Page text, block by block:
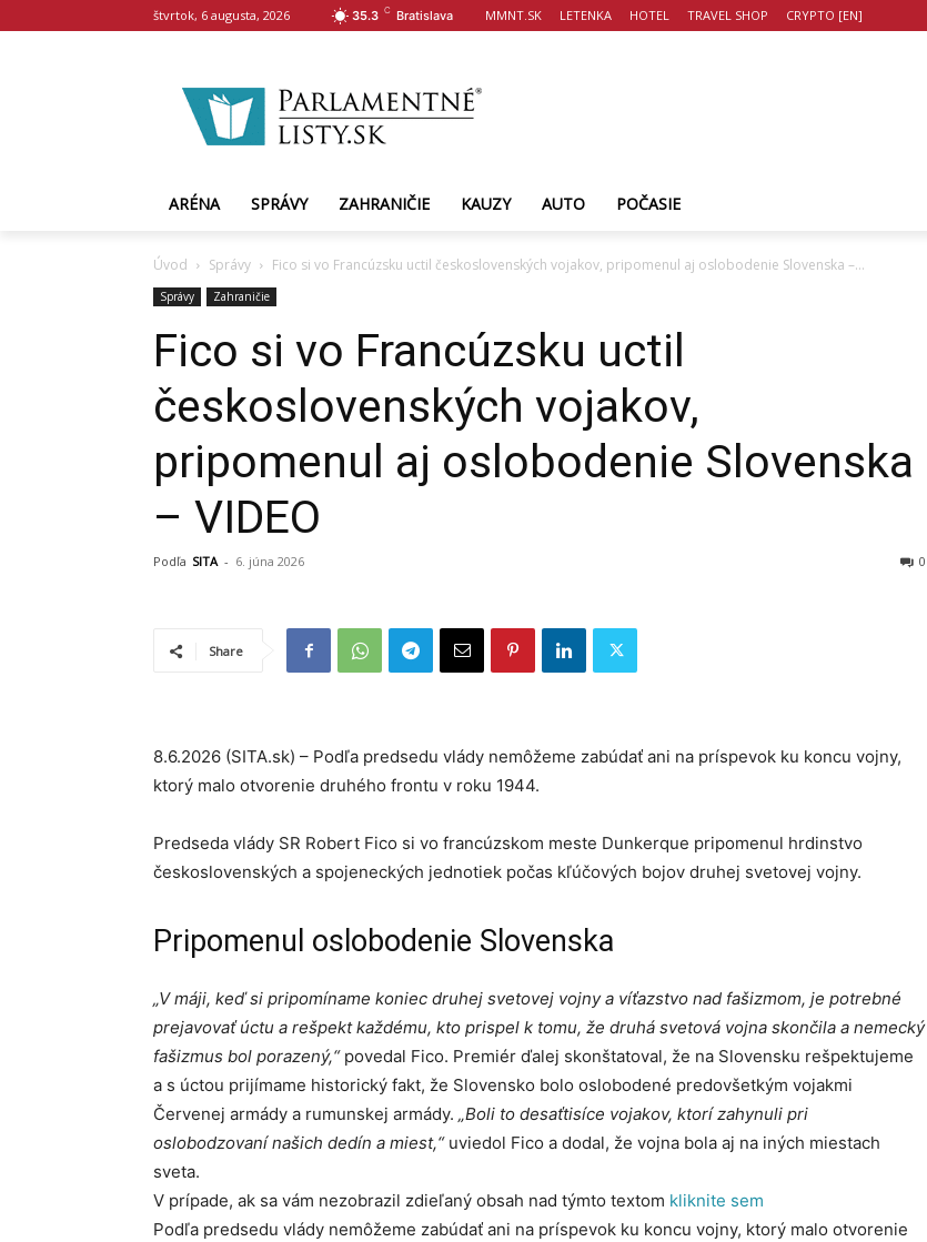
štvrtok, 6 augusta, 2026 35.3 C Bratislava MMNT.SK LETENKA HOTEL TRAVEL SHOP CRYPTO [EN]
ARÉNA SPRÁVY ZAHRANIČIE KAUZY AUTO POČASIE
Úvod Správy Fico si vo Francúzsku uctil československých vojakov, pripomenul aj oslobodenie Slovenska –...
Správy Zahraničie
Fico si vo Francúzsku uctil
československých vojakov,
pripomenul aj oslobodenie Slovenska
– VIDEO
Podľa SITA - 6. júna 2026 0
Share
8.6.2026 (SITA.sk) – Podľa predsedu vlády nemôžeme zabúdať ani na príspevok ku koncu vojny,
ktorý malo otvorenie druhého frontu v roku 1944.
Predseda vlády SR Robert Fico si vo francúzskom meste Dunkerque pripomenul hrdinstvo
československých a spojeneckých jednotiek počas kľúčových bojov druhej svetovej vojny.
Pripomenul oslobodenie Slovenska
„V máji, keď si pripomíname koniec druhej svetovej vojny a víťazstvo nad fašizmom, je potrebné
prejavovať úctu a rešpekt každému, kto prispel k tomu, že druhá svetová vojna skončila a nemecký
fašizmus bol porazený,“povedal Fico. Premiér ďalej skonštatoval, že na Slovensku rešpektujeme
a s úctou prijímame historický fakt, že Slovensko bolo oslobodené predovšetkým vojakmi
Červenej armády a rumunskej armády. „Boli to desaťtisíce vojakov, ktorí zahynuli pri
oslobodzovaní našich dedín a miest,“uviedol Fico a dodal, že vojna bola aj na iných miestach
sveta.
V prípade, ak sa vám nezobrazil zdieľaný obsah nad týmto textom kliknite sem
Podľa predsedu vlády nemôžeme zabúdať ani na príspevok ku koncu vojny, ktorý malo otvorenie